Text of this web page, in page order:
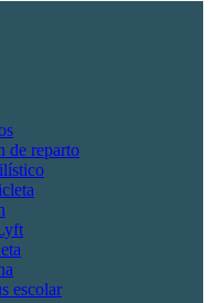
de reparto
escolar